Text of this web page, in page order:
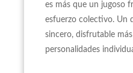
es más que un jugoso
esfuerzo colectivo. Un
sincero, disfrutable
personalidades